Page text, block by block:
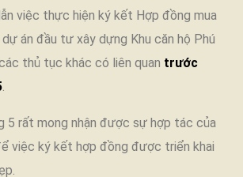
việc thực hiện ký kết Hợp đồng mua
án đầu tư xây dựng Khu căn hộ Phú
thủ tục khác có liên quan trước
.
5 rất mong nhận được sự hợp tác của
việc ký kết hợp đồng được triển khai